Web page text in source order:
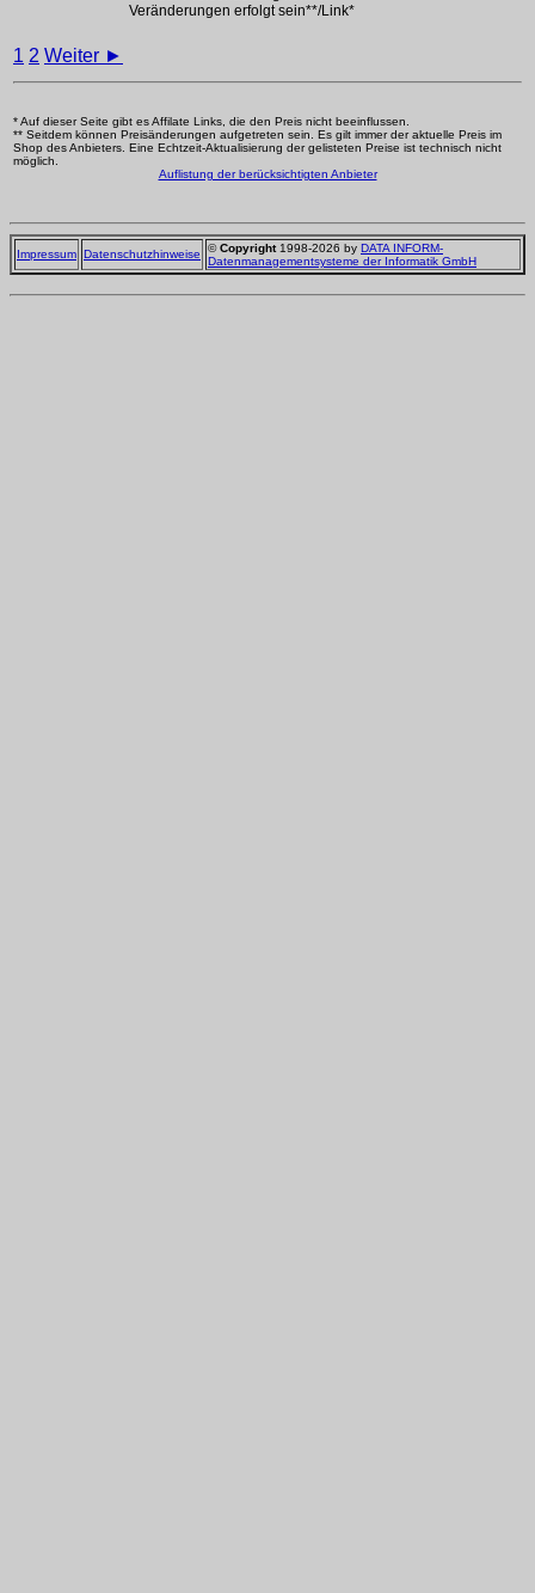
Veränderungen erfolgt sein**/Link*
1 2 Weiter ►
* Auf dieser Seite gibt es Affilate Links, die den Preis nicht beeinflussen.
** Seitdem können Preisänderungen aufgetreten sein. Es gilt immer der aktuelle Preis im
Shop des Anbieters. Eine Echtzeit-Aktualisierung der gelisteten Preise ist technisch nicht
möglich.
Auflistung der berücksichtigten Anbieter
Impressum Datenschutzhinweise ©Copyright1998-2026 by DATA INFORM-
Datenmanagementsysteme der Informatik GmbH